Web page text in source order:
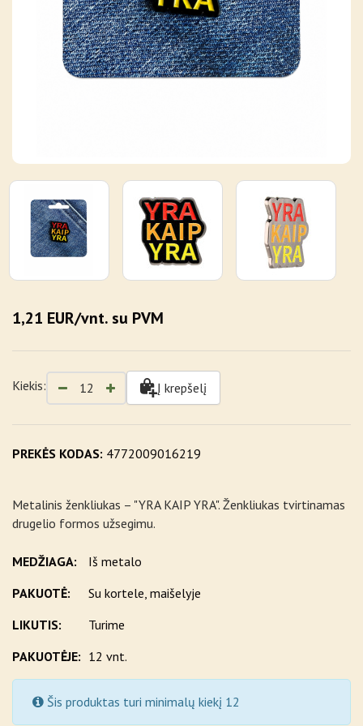
PREKĖS KODAS: 4772009016219
Metalinis ženkliukas – "YRA KAIP YRA". Ženkliukas tvirtinamas
drugelio formos užsegimu.
MEDŽIAGA:
Iš metalo
PAKUOTĖ:
Su kortele, maišelyje
LIKUTIS:
Turime
PAKUOTĖJE: 12 vnt.
1,21 EUR/vnt. su PVM
Kiekis: Į krepšelį
Šis produktas turi minimalų kiekį 12